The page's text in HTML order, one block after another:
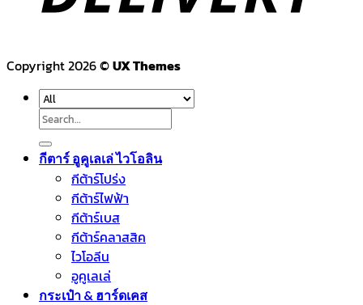
Copyright 2026 ©UX Themes
Search
for:
กีตาร์ อูคูเลเล่ ไวโอลิน
กีต้าร์โปร่ง
กีต้าร์ไฟฟ้า
กีต้าร์เบส
กีต้าร์คลาสสิค
ไวโอลีน
อูคูเลเล่
กระเป๋า & ฮาร์ดเคส